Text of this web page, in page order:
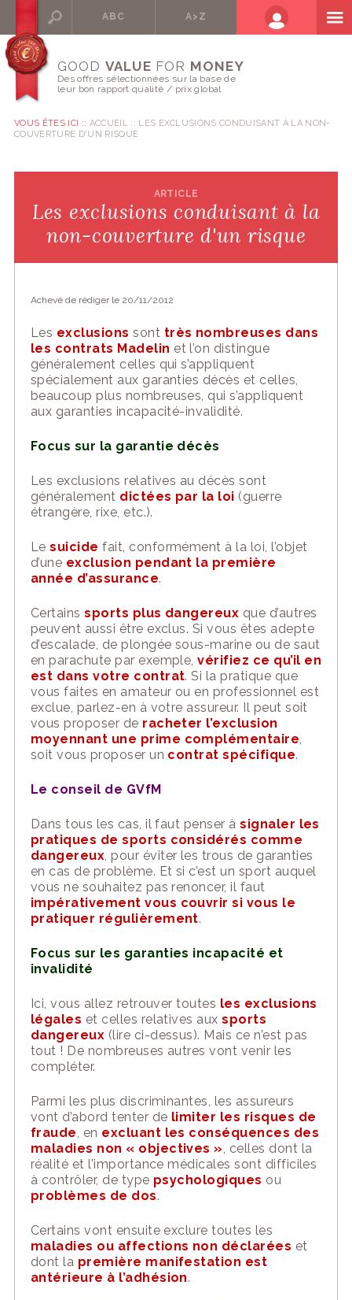
ABC A>Z
GOOD VALUE FOR MONEY
Des offres sélectionnées sur la base de
leur bon rapport qualité / prix global
VOUS ÊTES ICI :: ACCUEIL
LES EXCLUSIONS CONDUISANT À LA NON-
COUVERTURE D'UN RISQUE
ARTICLE
Les exclusions conduisant à la
non-couverture d'un risque
Achevé de rédiger le 20/11/2012
Les exclusions sont très nombreuses dans
les contrats Madelin et l’on distingue
généralement celles qui s’appliquent
spécialement aux garanties décès et celles,
beaucoup plus nombreuses, qui s’appliquent
aux garanties incapacité-invalidité.
Focus sur la garantie décès
Les exclusions relatives au décès sont
généralement dictées par la loi (guerre
étrangère, rixe, etc.).
Lesuicide fait, conformément à la loi, l’objet
d’une exclusion pendant la première
année d’assurance.
Certainssports plus dangereux que d’autres
peuvent aussi être exclus. Si vous êtes adepte
d’escalade, de plongée sous-marine ou de saut
en parachute par exemple,vérifiez ce qu’il en
est dans votre contrat. Si la pratique que
vous faites en amateur ou en professionnel est
exclue, parlez-en à votre assureur. Il peut soit
vous proposer de racheter l’exclusion
moyennant une prime complémentaire,
soit vous proposer un contrat spécifique.
Le conseil de GVfM
Dans tous les cas, il faut penser àsignaler les
pratiques de sports considérés comme
dangereux, pour éviter les trous de garanties
en cas de problème. Et si c’est un sport auquel
vous ne souhaitez pas renoncer, il faut
impérativement vous couvrir si vous le
pratiquer régulièrement.
Focus sur les garanties incapacité et
invalidité
Ici, vous allez retrouver toutes les exclusions
légales et celles relatives auxsports
dangereux (lire ci-dessus). Mais ce n’est pas
tout ! De nombreuses autres vont venir les
compléter.
Parmi les plus discriminantes, les assureurs
vont d’abord tenter de limiter les risques de
fraude, en excluant les conséquences des
maladies non « objectives », celles dont la
réalité et l’importance médicales sont difficiles
à contrôler, de type psychologiques ou
problèmes de dos.
Certains vont ensuite exclure toutes les
maladies ou affections non déclarées et
dont la première manifestation est
antérieure à l’adhésion.